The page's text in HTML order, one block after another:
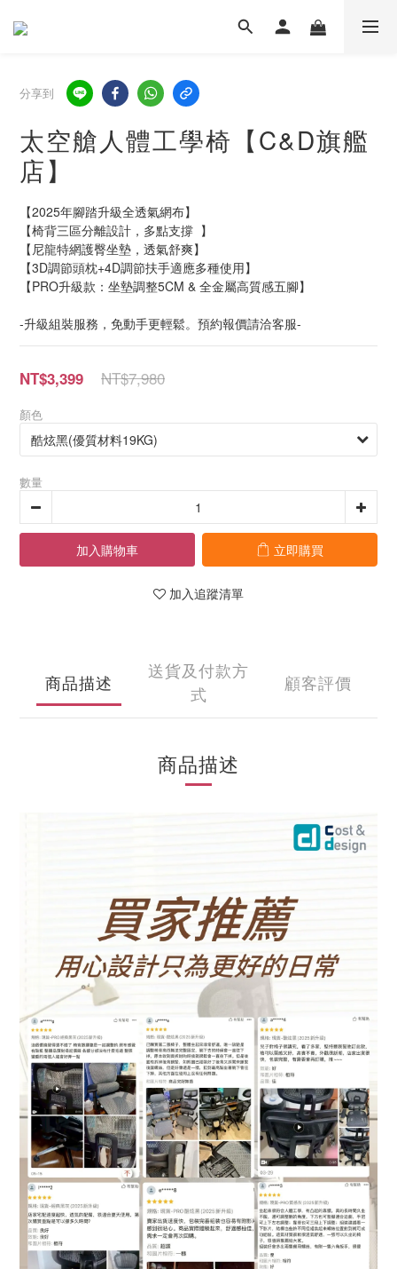
分享到
太空艙人體工學椅【C&D旗艦
店】
【2025年腳踏升級全透氣網布】
【椅背三區分離設計，多點支撐  】
【尼龍特網護臀坐墊，透氣舒爽】
【3D調節頭枕+4D調節扶手適應多種使用】
【PRO升級款：坐墊調整5CM & 全金屬高質感五腳】
-升級組裝服務，免動手更輕鬆。預約報價請洽客服-
NT$7,980
NT$3,399
顏色
數量
加入購物車 立即購買
加入追蹤清單
商品描述
送貨及付款方
式
顧客評價
商品描述